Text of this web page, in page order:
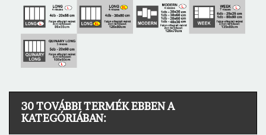
30 TOVÁBBI TERMÉK EBBEN A
KATEGÓRIÁBAN: